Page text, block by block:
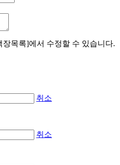
목록]에서 수정할 수 있습니다.
취소
취소